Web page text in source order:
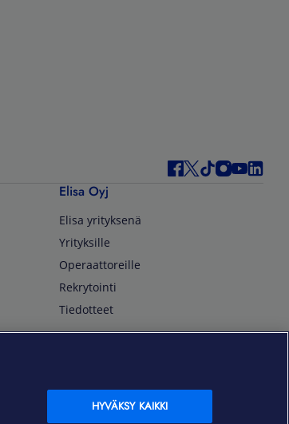
Elisa Oyj
Elisa yrityksenä
Yrityksille
Operaattoreille
Rekrytointi
Tiedotteet
OmaElisa Self Service
HYVÄKSY KAIKKI